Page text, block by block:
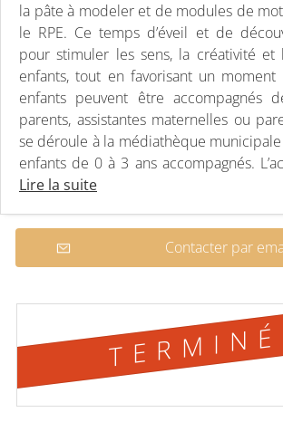
la pâte à modeler et de modules de
le RPE. Ce temps d’éveil et de
pour stimuler les sens, la créativité
enfants, tout en favorisant un moment
enfants peuvent être accompagnés
parents, assistantes maternelles ou
se déroule à la médiathèque municipale
enfants de 0 à 3 ans accompagnés.
Lire la suite
Contacter par
TERMINÉ